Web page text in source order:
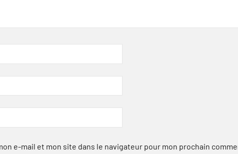
e-mail et mon site dans le navigateur pour mon prochain